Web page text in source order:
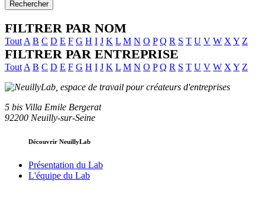
Rechercher
FILTRER PAR NOM
Tout A B C D E F G H I J K L M N O P Q R S T U V W X Y Z
FILTRER PAR ENTREPRISE
Tout A B C D E F G H I J K L M N O P Q R S T U V W X Y Z
5 bis Villa Emile Bergerat
92200 Neuilly-sur-Seine
Découvrir NeuillyLab
Présentation du Lab
L'équipe du Lab